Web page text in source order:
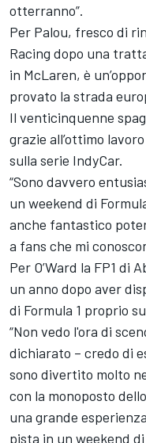
otterranno”.
Per Palou, fresco di
Racing dopo una
in McLaren, è
provato la strada
Il venticinquenne
grazie all’ottimo
sulla serie IndyCar.
“Sono davvero
un weekend di
anche fantastico
a fans che mi
Per O’Ward la FP1 di
un anno dopo aver
di Formula 1 proprio
“Non vedo l'ora di
dichiarato – credo di
sono divertito molto
con la monoposto
una grande
pista in un weekend di